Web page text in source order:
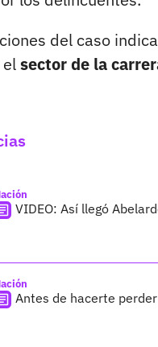
del caso
sector de la
VIDEO: Así llegó
Antes de hacerte